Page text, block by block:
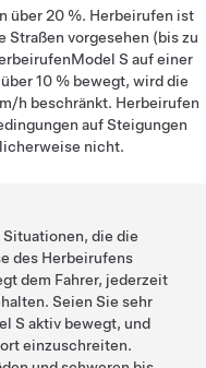
über 20 %. Herbeirufen ist
Straßen vorgesehen (bis zu
Model S auf einer
10 % bewegt, wird die
h beschränkt. Herbeirufen
auf Steigungen
nicht.
die die
des Herbeirufens
dem Fahrer, jederzeit
Seien Sie sehr
S aktiv bewegt, und
einzuschreiten.